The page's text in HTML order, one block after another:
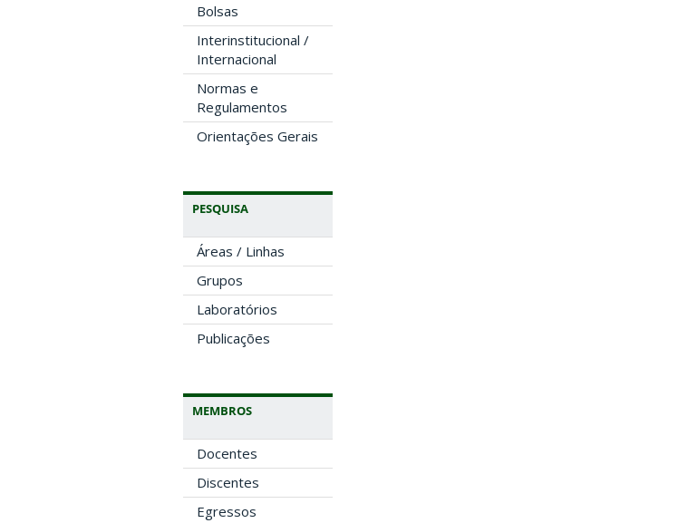
Bolsas
Interinstitucional /
Internacional
Normas e
Regulamentos
Orientações Gerais
PESQUISA
Áreas / Linhas
Grupos
Laboratórios
Publicações
MEMBROS
Docentes
Discentes
Egressos